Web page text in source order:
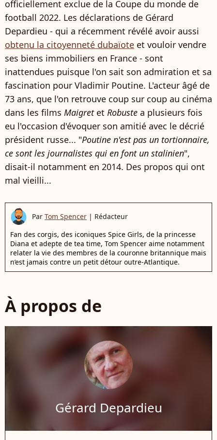
officiellement exclue de la Coupe du monde de
football 2022. Les déclarations de Gérard
Depardieu - qui a récemment révélé avoir aussi
obtenu la citoyenneté dubaïote et vouloir vendre
ses biens immobiliers en France - sont
inattendues puisque l'on sait son admiration et sa
fascination pour Vladimir Poutine. L'acteur âgé de
73 ans, que l'on retrouve coup sur coup au cinéma
dans les films Maigretet Robuste a plusieurs fois
eu l'occasion d'évoquer son amitié avec le décrié
président russe... "Poutine n'est pas un tortionnaire,
ce sont les journalistes qui en font un stalinien",
disait-il notamment en 2014. Des propos qui ont
mal vieilli...
Par Tom Spencer | Rédacteur
Fan des corgis, des iconiques Spice Girls, de la princesse
Diana et adepte de tea time, Tom Spencer aime notamment
relater la vie des membres de la couronne britannique mais
n’est jamais contre un petit détour outre-Atlantique.
À propos de
Gérard Depardieu